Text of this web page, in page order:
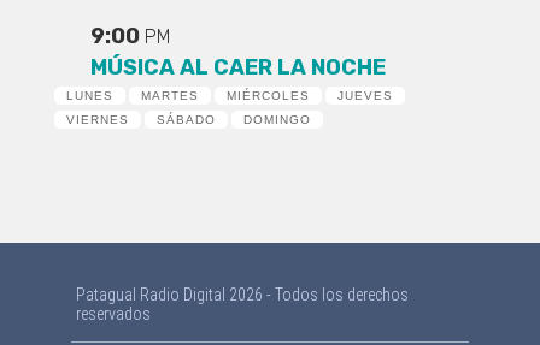
9:00 PM
MÚSICA AL CAER LA NOCHE
LUNES MARTES MIÉRCOLES
JUEVES
VIERNES
SÁBADO DOMINGO
Patagual Radio Digital 2026 - Todos los derechos
reservados